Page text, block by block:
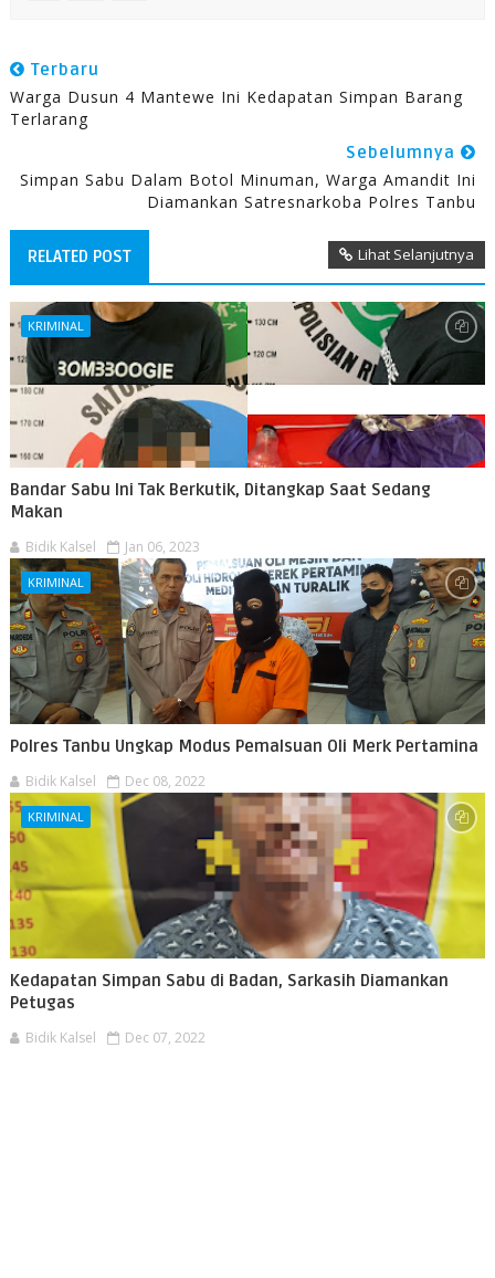
Terbaru
Warga Dusun 4 Mantewe Ini Kedapatan Simpan Barang
Terlarang
Sebelumnya
Simpan Sabu Dalam Botol Minuman, Warga Amandit Ini
Diamankan Satresnarkoba Polres Tanbu
RELATED POST Lihat Selanjutnya
KRIMINAL
Bandar Sabu Ini Tak Berkutik, Ditangkap Saat Sedang
Makan
Bidik Kalsel Jan 06, 2023
KRIMINAL
Polres Tanbu Ungkap Modus Pemalsuan Oli Merk Pertamina
Bidik Kalsel Dec 08, 2022
KRIMINAL
Kedapatan Simpan Sabu di Badan, Sarkasih Diamankan
Petugas
Bidik Kalsel Dec 07, 2022